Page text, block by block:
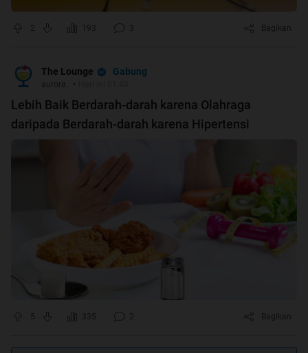
2 193 3 Bagikan
The Lounge Gabung
aurora.. •
Lebih Baik Berdarah-darah karena Olahraga
daripada Berdarah-darah karena Hipertensi
5 335 Bagikan